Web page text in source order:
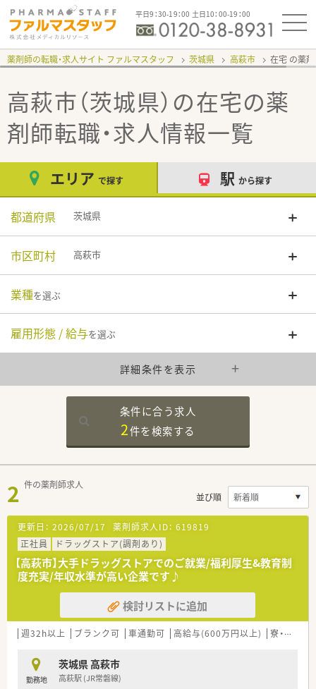
平日9：30-19：00 土日10：00-19：00
薬剤師の転職・求人サイト ファルマスタッフ 茨城県 高萩市 在宅
高萩市（茨城県）の在宅の薬
剤師転職・求人情報一覧
エリア で探す 駅 から探す
都道府県 茨城県
市区町村 高萩市
業種を選ぶ
雇用形態 / 給与を選ぶ
詳細条件を表示
条件に合う求人
2件を検索する
2 件の薬剤師求人
並び順
更新日： 2026/07/17 薬剤師求人ID： 619819
正社員
ドラッグストア(調剤あり)
【高萩市】大手ドラッグストアでのご就業/福利厚生&教育制
度充実/年収水準が高い企業です♪
検討リストに追加
週32h以上 ブランク可 車通勤可 高給与(600万円以上) 寮・借上社宅あり
勤務地
茨城県 高萩市
高萩駅 (JR常磐線)